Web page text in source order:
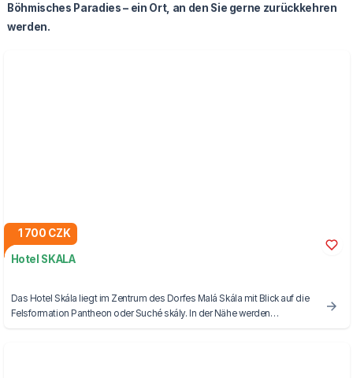
Böhmisches Paradies – ein Ort, an den Sie gerne zurückkehren
werden.
1 700 CZK
Hotel SKALA
Das Hotel Skála liegt im Zentrum des Dorfes Malá Skála mit Blick auf die
Felsformation Pantheon oder Suché skály. In der Nähe werden